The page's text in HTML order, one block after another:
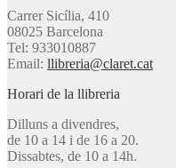
Carrer Sicília, 410
08025 Barcelona
Tel: 933010887
Email: llibreria@claret.cat
Horari de la llibreria
Dilluns a divendres,
de 10 a 14 i de 16 a 20.
Dissabtes, de 10 a 14h.